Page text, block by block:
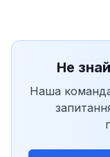
Не
Наша команда